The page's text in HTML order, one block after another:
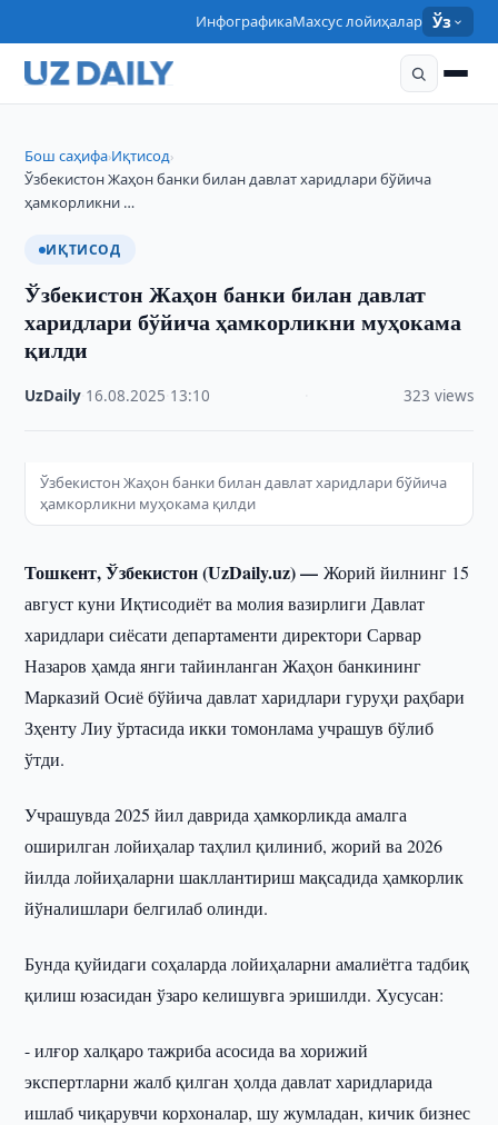
ИнфографикаМахсус лойиҳалар Ўз
Бош саҳифа›Иқтисод›
Ўзбекистон Жаҳон банки билан давлат харидлари бўйича
ҳамкорликни …
ИҚТИСОД
Ўзбекистон Жаҳон банки билан давлат
харидлари бўйича ҳамкорликни муҳокама
қилди
UzDaily 16.08.2025 13:10 323 views
Ўзбекистон Жаҳон банки билан давлат харидлари бўйича
ҳамкорликни муҳокама қилди
Тошкент, Ўзбекистон (UzDaily.uz) —Жорий йилнинг 15
август куни Иқтисодиёт ва молия вазирлиги Давлат
харидлари сиёсати департаменти директори Сарвар
Назаров ҳамда янги тайинланган Жаҳон банкининг
Марказий Осиё бўйича давлат харидлари гуруҳи раҳбари
Зҳенту Лиу ўртасида икки томонлама учрашув бўлиб
ўтди.
Учрашувда 2025 йил даврида ҳамкорликда амалга
оширилган лойиҳалар таҳлил қилиниб, жорий ва 2026
йилда лойиҳаларни шакллантириш мақсадида ҳамкорлик
йўналишлари белгилаб олинди.
Бунда қуйидаги соҳаларда лойиҳаларни амалиётга тадбиқ
қилиш юзасидан ўзаро келишувга эришилди. Хусусан:
- илғор халқаро тажриба асосида ва хорижий
экспертларни жалб қилган ҳолда давлат харидларида
ишлаб чиқарувчи корхоналар, шу жумладан, кичик бизнес